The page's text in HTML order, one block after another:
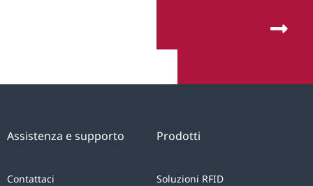
Prodotti
Soluzioni RFID
Assistenza e supporto
Contattaci